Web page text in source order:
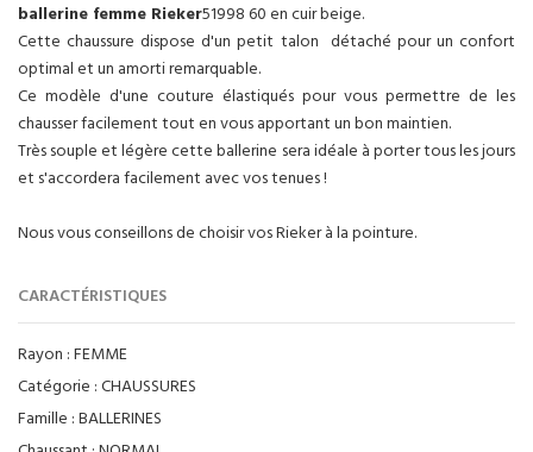
ballerine femme Rieker51998 60 en cuir beige.
Cette chaussure dispose d'un petit talon détaché pour un confort
optimal et un amorti remarquable.
Ce modèle d'une couture élastiqués pour vous permettre de les
chausser facilement tout en vous apportant un bon maintien.
Très souple et légère cette ballerine sera idéale à porter tous les jours
et s'accordera facilement avec vos tenues !
Nous vous conseillons de choisir vos Rieker à la pointure.
CARACTÉRISTIQUES
Rayon :FEMME
Catégorie :CHAUSSURES
Famille :BALLERINES